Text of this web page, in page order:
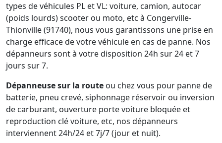
types de véhicules PL et VL: voiture, camion, autocar
(poids lourds) scooter ou moto, etc à Congerville-
Thionville (91740), nous vous garantissons une prise en
charge efficace de votre véhicule en cas de panne. Nos
dépanneurs sont à votre disposition 24h sur 24 et 7
jours sur 7.
Dépanneuse sur la route ou chez vous pour panne de
batterie, pneu crevé, siphonnage réservoir ou inversion
de carburant, ouverture porte voiture bloquée et
reproduction clé voiture, etc, nos dépanneurs
interviennent 24h/24 et 7j/7 (jour et nuit).